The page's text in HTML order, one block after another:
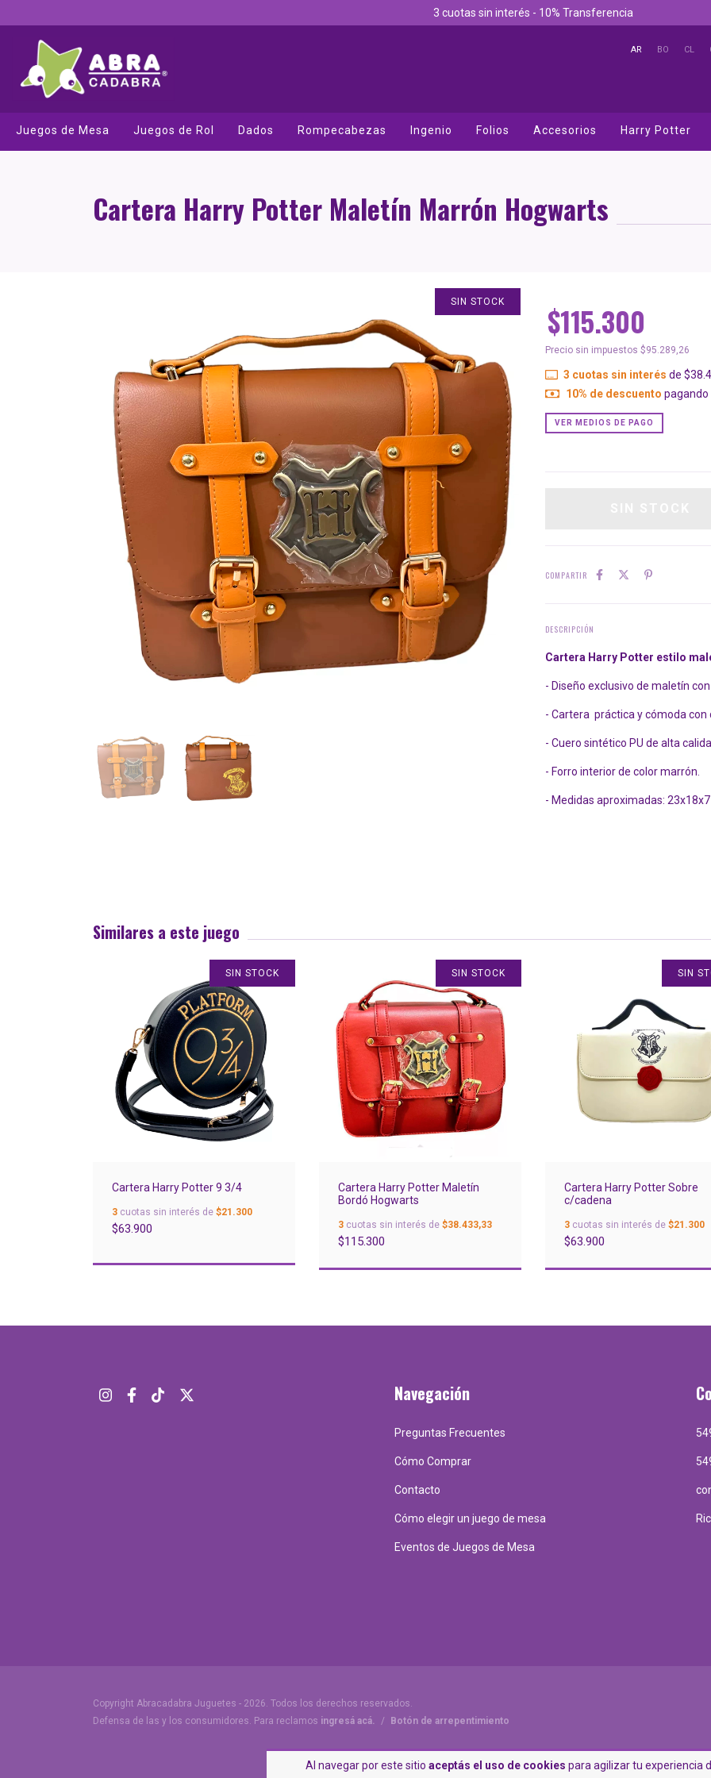
3 cuotas sin interés - 10% Transferencia
AR BO CL
Juegos de Mesa Juegos de Rol Dados Rompecabezas Ingenio Folios Accesorios Harry Potter
Al navegar por este sitio aceptás el uso de cookies para agilizar tu experiencia
Cartera Harry Potter Maletín Marrón Hogwarts
SIN STOCK $115.300
Precio sin impuestos $95.289,26
3 cuotas sin interés de
10% de descuento pagando
VER MEDIOS DE PAGO
COMPARTIR
DESCRIPCIÓN
Cartera Harry Potter estilo
- Diseño exclusivo de maletín
- Cartera práctica y cómoda con
- Cuero sintético PU de alta
- Forro interior de color marrón.
- Medidas aproximadas: 23x18x7
Similares a este juego
SIN STOCK
Cartera Harry Potter 9 3/4
3 cuotas sin interés de $21.300
$63.900
SIN STOCK
Cartera Harry Potter Maletín
Bordó Hogwarts
3 cuotas sin interés de $38.433,33
$115.300
SIN
Cartera Harry Potter Sobre
c/cadena
3 cuotas sin interés de $21.300
$63.900
Navegación
Preguntas Frecuentes
Cómo Comprar
Contacto
Cómo elegir un juego de mesa
Eventos de Juegos de Mesa
Copyright Abracadabra Juguetes - 2026. Todos los derechos reservados.
Defensa de las y los consumidores. Para reclamos ingresá acá. / Botón de arrepentimiento